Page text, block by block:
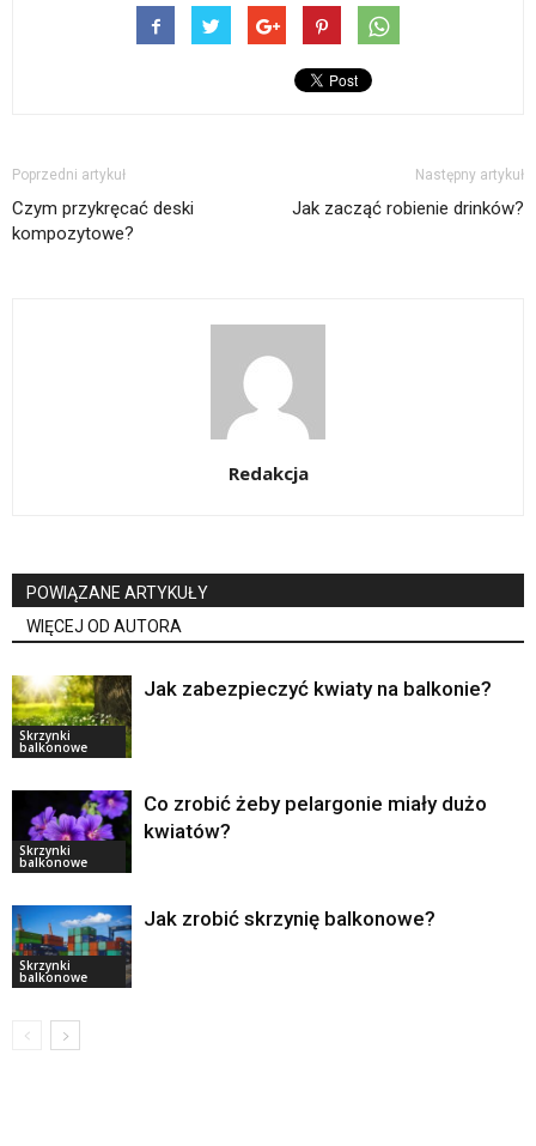
Poprzedni artykuł
Czym przykręcać deski
kompozytowe?
Następny artykuł
Jak zacząć robienie drinków?
Redakcja
POWIĄZANE ARTYKUŁY
WIĘCEJ OD AUTORA
Skrzynki
balkonowe
Jak zabezpieczyć kwiaty na balkonie?
Skrzynki
balkonowe
Co zrobić żeby pelargonie miały dużo
kwiatów?
Skrzynki
balkonowe
Jak zrobić skrzynię balkonowe?